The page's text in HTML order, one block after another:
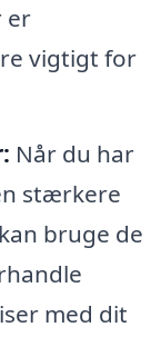
er
vigtigt for
Når du har
stærkere
bruge de
med dit